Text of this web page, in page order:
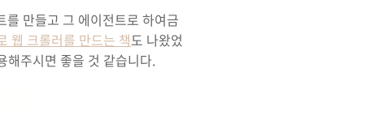
만들고 그 에이전트로 하여금
웹 크롤러를 만드는 책도 나왔었
해주시면 좋을 것 같습니다.